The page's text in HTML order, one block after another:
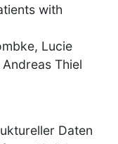
with
Lucie
Thiel
Daten